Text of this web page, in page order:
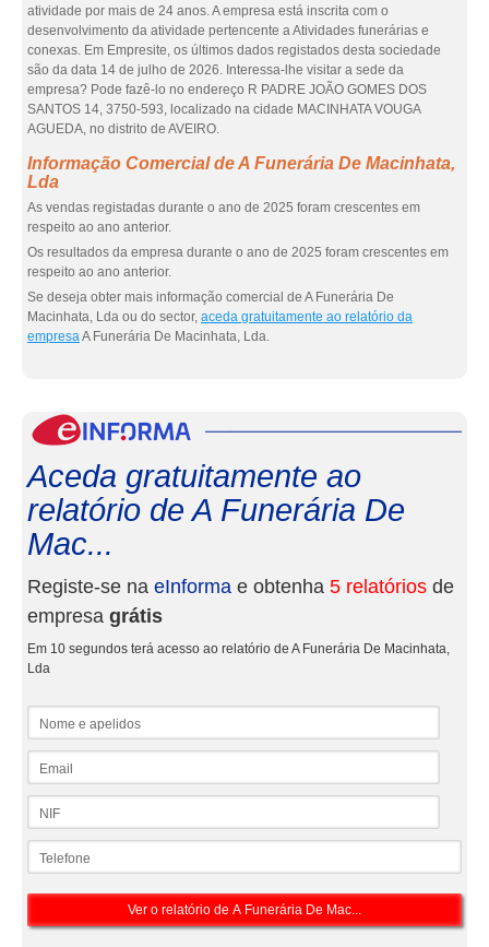
atividade por mais de 24 anos. A empresa está inscrita com o
desenvolvimento da atividade pertencente a Atividades funerárias e
conexas. Em Empresite, os últimos dados registados desta sociedade
são da data 14 de julho de 2026. Interessa-lhe visitar a sede da
empresa? Pode fazê-lo no endereço R PADRE JOÃO GOMES DOS
SANTOS 14, 3750-593, localizado na cidade MACINHATA VOUGA
AGUEDA, no distrito de AVEIRO.
Informação Comercial de A Funerária De Macinhata,
Lda
As vendas registadas durante o ano de 2025 foram crescentes em
respeito ao ano anterior.
Os resultados da empresa durante o ano de 2025 foram crescentes em
respeito ao ano anterior.
Se deseja obter mais informação comercial de A Funerária De
Macinhata, Lda ou do sector, aceda gratuitamente ao relatório da
empresaA Funerária De Macinhata, Lda.
Aceda gratuitamente ao
relatório de A Funerária De
Mac...
Registe-se na eInforma e obtenha 5 relatórios de
empresa grátis
Em 10 segundos terá acesso ao relatório de A Funerária De Macinhata,
Lda